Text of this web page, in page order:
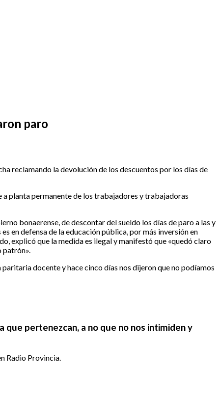
paro
reclamando la devolución de los descuentos por los días de
planta permanente de los trabajadores y trabajadoras
bonaerense, de descontar del sueldo los días de paro a las y
en defensa de la educación pública, por más inversión en
explicó que la medida es ilegal y manifestó que «quedó claro
docente y hace cinco días nos dijeron que no podíamos
que pertenezcan, a no que no nos intimiden y
Radio Provincia.